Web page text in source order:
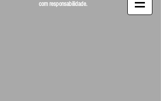
com responsabilidade.